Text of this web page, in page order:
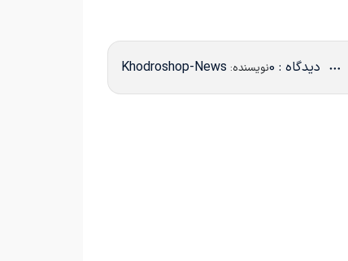
دیدگاه : 0 نویسنده: Khodroshop-News